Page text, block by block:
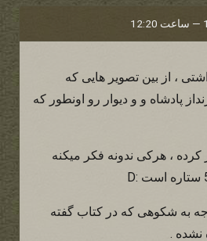
، از بین تصویر هایی که
پادشاه و و دیوار رو اونطور که
کرده ، هرکی ندونه فکر میکنه
به شکوهی که در کتاب گفته
نشده .